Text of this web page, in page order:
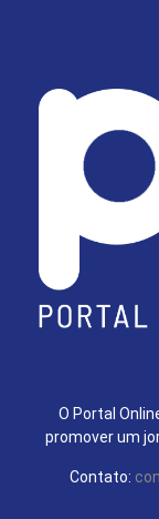
O Portal
promover um
Contato: